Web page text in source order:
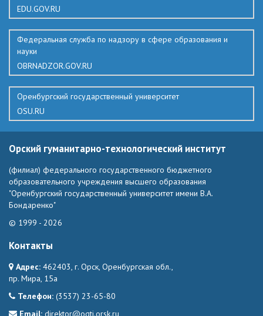
EDU.GOV.RU
Федеральная служба по надзору в сфере образования и
науки
OBRNADZOR.GOV.RU
Оренбургский государственный университет
OSU.RU
Орский гуманитарно-технологический институт
(филиал) федерального государственного бюджетного
образовательного учреждения высшего образования
"Оренбургский государственный университет имени В.А.
Бондаренко"
© 1999 - 2026
Контакты
Адрес: 462403, г. Орск, Оренбургская обл.,
пр. Мира, 15а
Телефон: (3537) 23-65-80
Email: direktor@ogti.orsk.ru